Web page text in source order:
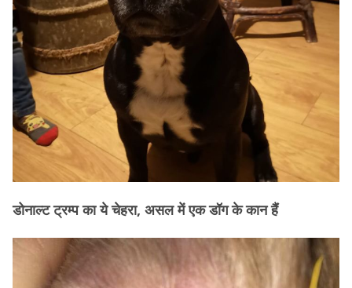
डोनाल्ट ट्रम्प का ये चेहरा, असल में एक डॉग के कान हैं